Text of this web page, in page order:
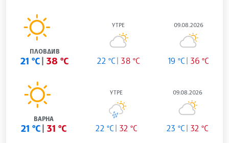
ПЛОВДИВ
21 °C 38 °C
УТРЕ
22 °C 38 °C
09.08.2026
19 °C 36 °C
ВАРНА
21 °C 31 °C
УТРЕ
22 °C 32 °C
09.08.2026
23 °C 32 °C